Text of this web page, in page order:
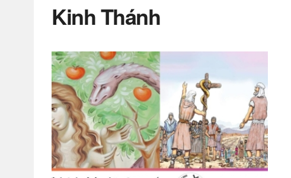
Kinh Thánh